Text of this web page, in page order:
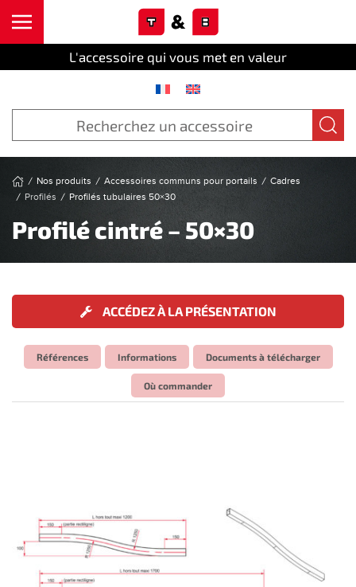
L'accessoire qui vous met en valeur
Nos produits Accessoires communs pour portails
Cadres
Profilés
Profilés tubulaires 50×30
Profilé cintré – 50×30
ACCÉDEZ À LA PRÉSENTATION
Références Informations Documents à télécharger
Où commander
Cookies management panel